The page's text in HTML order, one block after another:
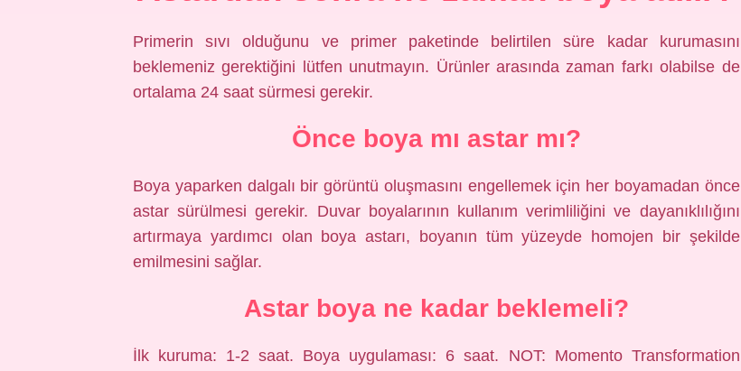
Primerin sıvı olduğunu ve primer paketinde belirtilen süre kadar kurumasını
beklemeniz gerektiğini lütfen unutmayın. Ürünler arasında zaman farkı olabilse de
ortalama 24 saat sürmesi gerekir.
Önce boya mı astar mı?
Boya yaparken dalgalı bir görüntü oluşmasını engellemek için her boyamadan önce
astar sürülmesi gerekir. Duvar boyalarının kullanım verimliliğini ve dayanıklılığını
artırmaya yardımcı olan boya astarı, boyanın tüm yüzeyde homojen bir şekilde
emilmesini sağlar.
Astar boya ne kadar beklemeli?
İlk kuruma: 1-2 saat. Boya uygulaması: 6 saat. NOT: Momento Transformation